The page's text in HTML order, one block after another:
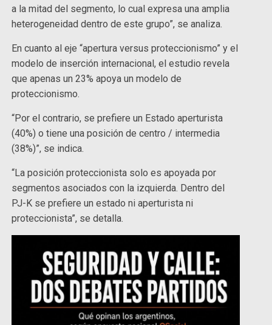
a la mitad del segmento, lo cual expresa una amplia
heterogeneidad dentro de este grupo”, se analiza.
En cuanto al eje “apertura versus proteccionismo” y el
modelo de inserción internacional, el estudio revela
que apenas un 23% apoya un modelo de
proteccionismo.
“Por el contrario, se prefiere un Estado aperturista
(40%) o tiene una posición de centro / intermedia
(38%)”, se indica.
“La posición proteccionista solo es apoyada por
segmentos asociados con la izquierda. Dentro del
PJ-K se prefiere un estado ni aperturista ni
proteccionista”, se detalla.